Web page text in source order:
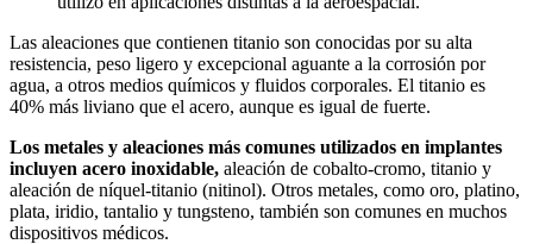
Las aleaciones que contienen titanio son conocidas por su alta
resistencia, peso ligero y excepcional aguante a la corrosión por
agua, a otros medios químicos y fluidos corporales. El titanio es
40% más liviano que el acero, aunque es igual de fuerte.
Los metales y aleaciones más comunes utilizados en implantes
incluyen acero inoxidable, aleación de cobalto-cromo, titanio y
aleación de níquel-titanio (nitinol). Otros metales, como oro, platino,
plata, iridio, tantalio y tungsteno, también son comunes en muchos
dispositivos médicos.